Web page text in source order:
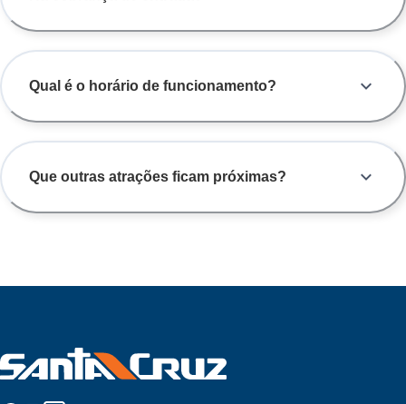
Qual é o horário de funcionamento?
Que outras atrações ficam próximas?